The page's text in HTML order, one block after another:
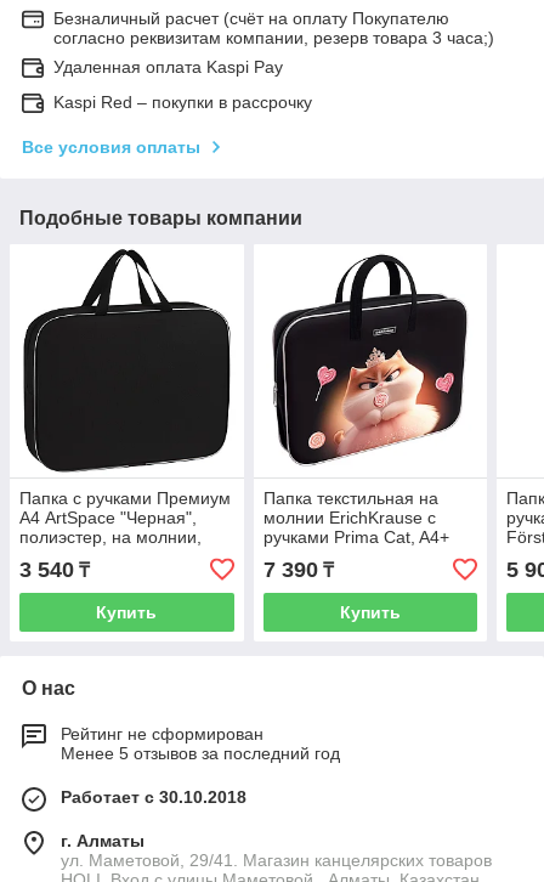
Безналичный расчет (счёт на оплату Покупателю
согласно реквизитам компании, резерв товара 3 часа;)
Удаленная оплата Kaspi Pay
Kaspi Red – покупки в рассрочку
Все условия оплаты
Подобные товары компании
Папка с ручками Премиум
А4 ArtSpace "Черная",
полиэстер, на молнии,
3 540 ₸
Купить
Папка текстильная на
молнии ErichKrause с
ручками Prima Cat, A4+
7 390₸
Купить
на
5
О нас
Рейтинг не сформирован
Менее 5 отзывов за последний год
Работает с 30.10.2018
г. Алматы
ул. Маметовой, 29/41. Магазин канцелярских товаров